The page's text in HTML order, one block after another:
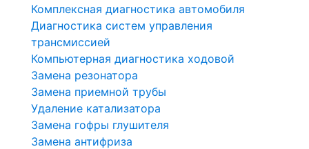
Комплексная диагностика автомобиля
Диагностика систем управления
трансмиссией
Компьютерная диагностика ходовой
Замена резонатора
Замена приемной трубы
Удаление катализатора
Замена гофры глушителя
Замена антифриза